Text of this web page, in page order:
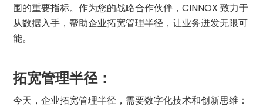
围的重要指标。作为您的战略合作伙伴，CINNOX 致力于
从数据入手，帮助企业拓宽管理半径，让业务迸发无限可
能。
拓宽管理半径：
今天，企业拓宽管理半径，需要数字化技术和创新思维：